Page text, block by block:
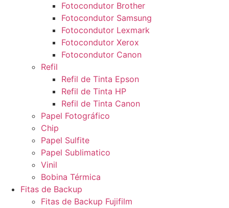
Fotocondutor Brother
Fotocondutor Samsung
Fotocondutor Lexmark
Fotocondutor Xerox
Fotocondutor Canon
Refil
Refil de Tinta Epson
Refil de Tinta HP
Refil de Tinta Canon
Papel Fotográfico
Chip
Papel Sulfite
Papel Sublimatico
Vinil
Bobina Térmica
Fitas de Backup
Fitas de Backup Fujifilm